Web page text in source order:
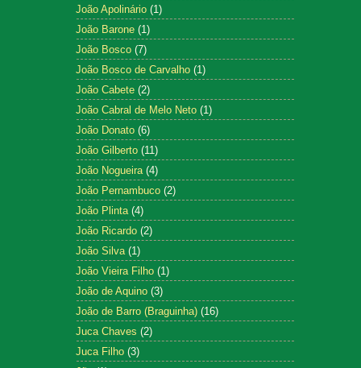
João Apolinário (1)
João Barone (1)
João Bosco (7)
João Bosco de Carvalho (1)
João Cabete (2)
João Cabral de Melo Neto (1)
João Donato (6)
João Gilberto (11)
João Nogueira (4)
João Pernambuco (2)
João Plinta (4)
João Ricardo (2)
João Silva (1)
João Vieira Filho (1)
João de Aquino (3)
João de Barro (Braguinha) (16)
Juca Chaves (2)
Juca Filho (3)